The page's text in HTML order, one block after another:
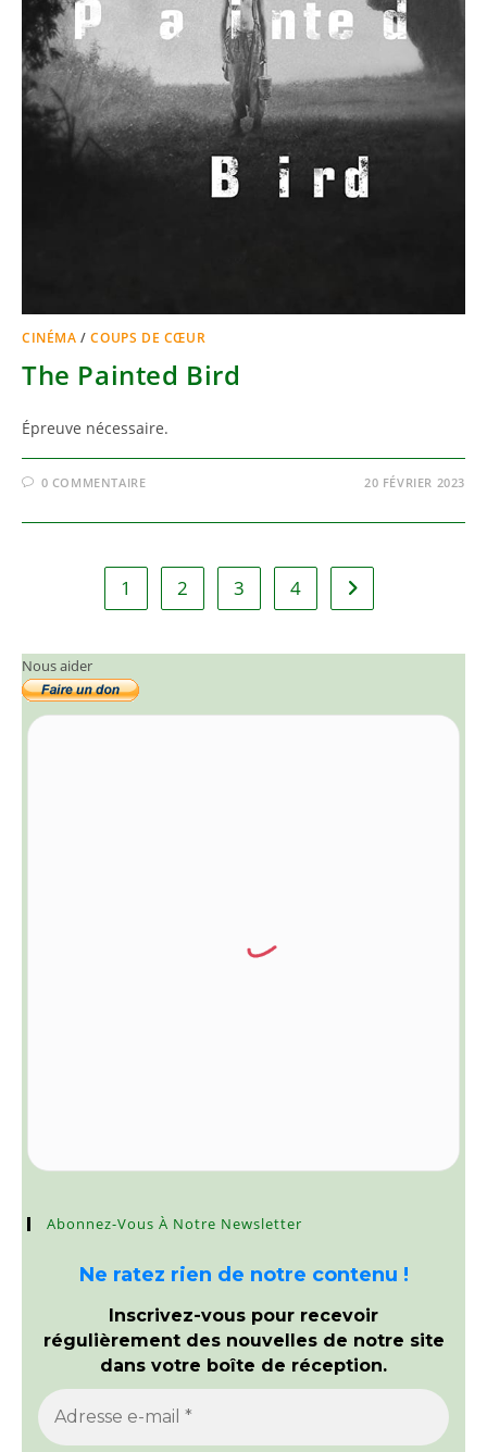
CINÉMA /COUPS DE CŒUR
The Painted Bird
Épreuve nécessaire.
0 COMMENTAIRE 20 FÉVRIER 2023
1 2 3 4 Aller à la page
Nous aider
Abonnez-Vous À Notre Newsletter
Ne ratez rien de notre contenu !
Inscrivez-vous pour recevoir
régulièrement des nouvelles de notre site
dans votre boîte de réception.